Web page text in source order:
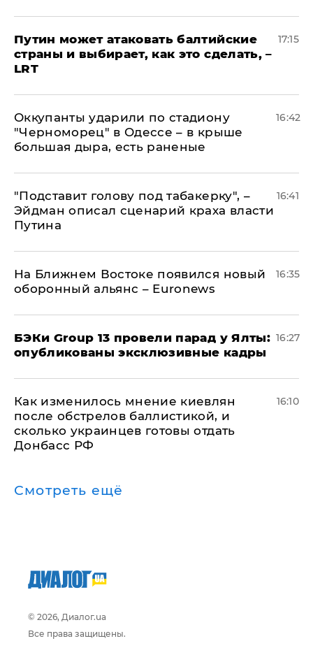
Путин может атаковать балтийские
страны и выбирает, как это сделать, –
LRT
17:15
Оккупанты ударили по стадиону
"Черноморец" в Одессе – в крыше
большая дыра, есть раненые
16:42
​"Подставит голову под табакерку", –
Эйдман описал сценарий краха власти
Путина
16:41
На Ближнем Востоке появился новый
оборонный альянс – Euronews
16:35
​БЭКи Group 13 провели парад у Ялты:
опубликованы эксклюзивные кадры
16:27
Как изменилось мнение киевлян
после обстрелов баллистикой, и
сколько украинцев готовы отдать
Донбасс РФ
16:10
Смотреть ещё
© 2026, Диалог.ua
Все права защищены.